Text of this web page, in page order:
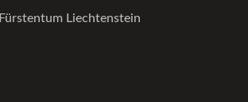
Fürstentum Liechtenstein